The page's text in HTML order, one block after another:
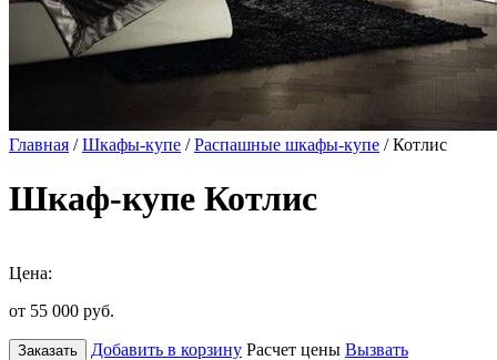
Главная /Шкафы-купе /Распашные шкафы-купе / Котлис
Шкаф-купе Котлис
Цена:
от 55 000 руб.
Заказать Добавить в корзину Расчет цены Вызвать